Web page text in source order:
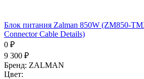
Блок питания Zalman 850W (ZM850-
Connector Cable Details)
0 ₽
9 300 ₽
Бренд: ZALMAN
Цвет: